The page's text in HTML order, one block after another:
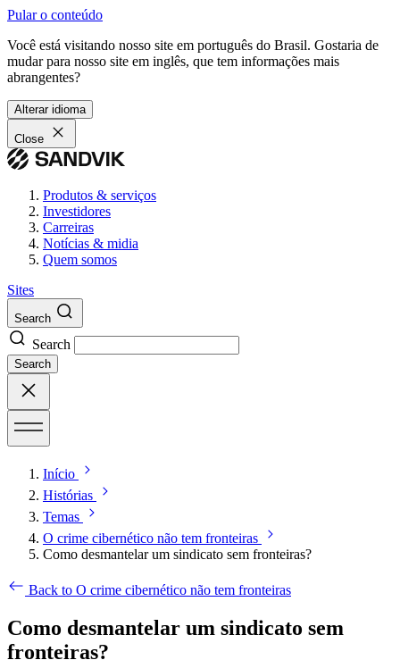
Pular o conteúdo
Você está visitando nosso site em português do Brasil. Gostaria de
mudar para nosso site em inglês, que tem informações mais
abrangentes?
Alterar idioma
Close
Produtos & serviços
Investidores
Carreiras
Notícias & midia
Quem somos
Sites
Search
Search
Search
Início
Histórias
Temas
O crime cibernético não tem fronteiras
Como desmantelar um sindicato sem fronteiras?
Back to O crime cibernético não tem fronteiras
Como desmantelar um sindicato sem
fronteiras?